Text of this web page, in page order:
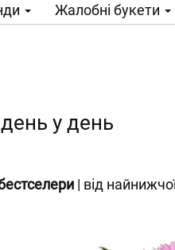
Жалобні букети
у день
| від